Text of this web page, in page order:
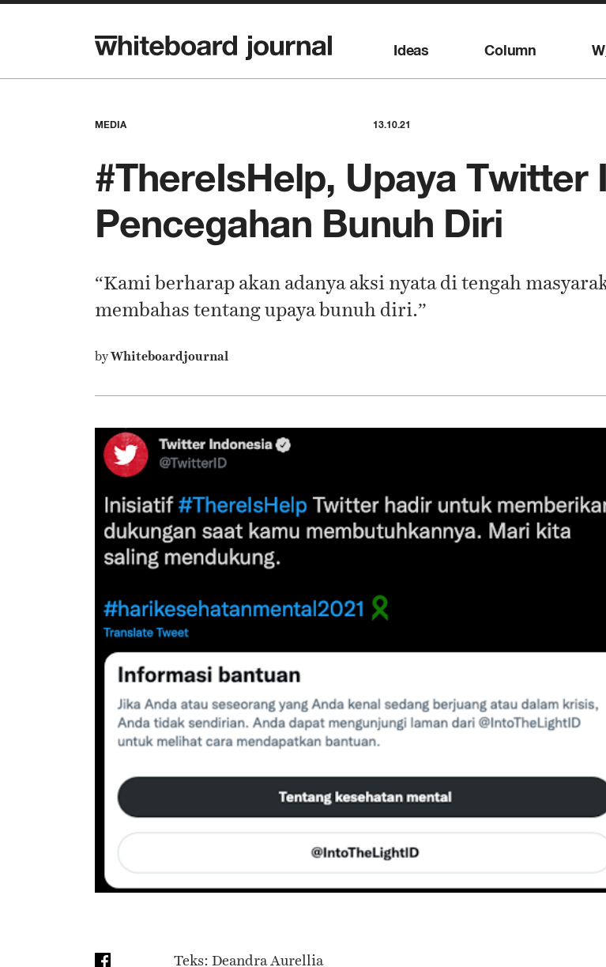
Ideas Column
MEDIA 13.10.21
#ThereIsHelp, Upaya Twitter
Pencegahan Bunuh Diri
“Kami berharap akan adanya aksi nyata di tengah
membahas tentang upaya bunuh diri.”
byWhiteboardjournal
Teks: Deandra Aurellia